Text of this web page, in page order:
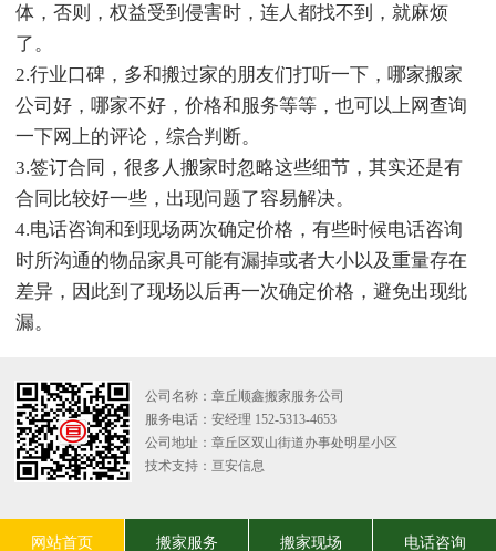
体，否则，权益受到侵害时，连人都找不到，就麻烦
了。
2.行业口碑，多和搬过家的朋友们打听一下，哪家搬家
公司好，哪家不好，价格和服务等等，也可以上网查询
一下网上的评论，综合判断。
3.签订合同，很多人搬家时忽略这些细节，其实还是有
合同比较好一些，出现问题了容易解决。
4.电话咨询和到现场两次确定价格，有些时候电话咨询
时所沟通的物品家具可能有漏掉或者大小以及重量存在
差异，因此到了现场以后再一次确定价格，避免出现纰
漏。
公司名称：章丘顺鑫搬家服务公司
服务电话：安经理 152-5313-4653
公司地址：章丘区双山街道办事处明星小区
技术支持： 亘安信息
网站首页 搬家服务 搬家现场 电话咨询